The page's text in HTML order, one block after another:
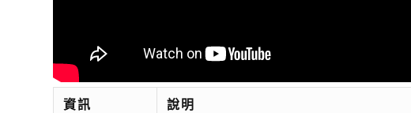
資訊 說明